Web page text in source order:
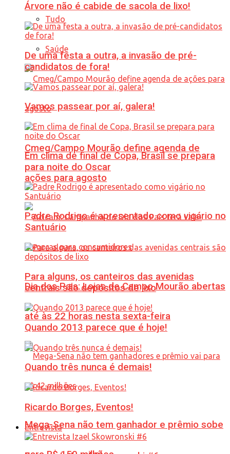
Tudo
Saúde
Cmeg/Campo Mourão define agenda de
ações para agosto
Dia dos Pais: Lojas de Campo Mourão abertas
até às 22 horas nesta sexta-feira
Mega-Sena não tem ganhador e prêmio sobe
Árvore não é cabide de sacola de lixo!
De uma festa a outra, a invasão de pré-
candidatos de fora!
Vamos passear por aí, galera!
Em clima de final de Copa, Brasil se prepara
para noite do Oscar
Padre Rodrigo é apresentado como vigário no
Santuário
Para alguns, os canteiros das avenidas
centrais são depósitos de lixo
Quando 2013 parece que é hoje!
Quando três nunca é demais!
Ricardo Borges, Eventos!
Entrevista